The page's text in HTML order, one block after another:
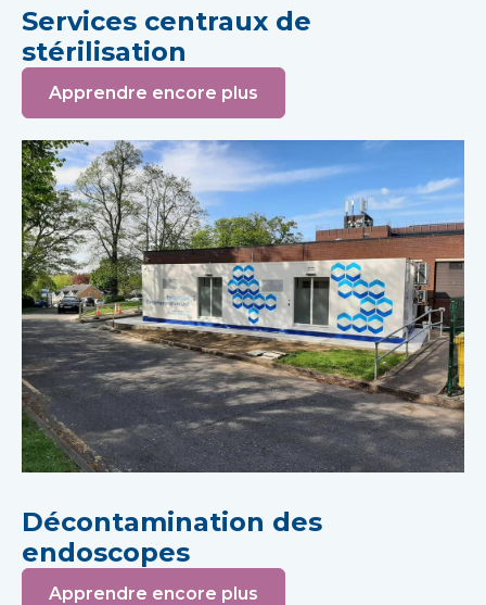
Services centraux de
stérilisation
Apprendre encore plus
Décontamination des
endoscopes
Apprendre encore plus